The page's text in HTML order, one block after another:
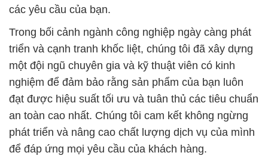
các yêu cầu của bạn.
Trong bối cảnh ngành công nghiệp ngày càng phát
triển và cạnh tranh khốc liệt, chúng tôi đã xây dựng
một đội ngũ chuyên gia và kỹ thuật viên có kinh
nghiệm để đảm bảo rằng sản phẩm của bạn luôn
đạt được hiệu suất tối ưu và tuân thủ các tiêu chuẩn
an toàn cao nhất. Chúng tôi cam kết không ngừng
phát triển và nâng cao chất lượng dịch vụ của mình
để đáp ứng mọi yêu cầu của khách hàng.